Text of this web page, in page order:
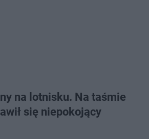
na lotnisku. Na taśmie
się niepokojący